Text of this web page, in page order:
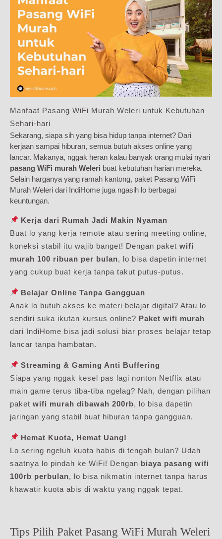
Manfaat Pasang WiFi Murah Weleri untuk Kebutuhan
Sehari-hari
Sekarang, siapa sih yang bisa hidup tanpa internet? Dari
kerjaan sampai hiburan, semua butuh akses online yang
lancar. Makanya, nggak heran kalau banyak orang mulai nyari
pasang WiFi murah Weleri buat kebutuhan harian mereka.
Selain harganya yang ramah kantong, paket Pasang WiFi
Murah Weleri dari IndiHome juga ngasih lo berbagai
keuntungan.
Kerja dari Rumah Jadi Makin Nyaman
Buat lo yang kerja remote atau sering meeting online,
koneksi stabil itu wajib banget! Dengan paket wifi
murah 100 ribuan per bulan, lo bisa dapetin internet
yang cukup buat kerja tanpa takut putus-putus.
Belajar Online Tanpa Gangguan
Anak lo butuh akses ke materi belajar digital? Atau lo
sendiri suka ikutan kursus online? Paket wifi murah
dari IndiHome bisa jadi solusi biar proses belajar tetap
lancar tanpa hambatan.
Streaming & Gaming Anti Buffering
Siapa yang nggak kesel pas lagi nonton Netflix atau
main game terus tiba-tiba ngelag? Nah, dengan pilihan
paket wifi murah dibawah 200rb, lo bisa dapetin
jaringan yang stabil buat hiburan tanpa gangguan.
Hemat Kuota, Hemat Uang!
Lo sering ngeluh kuota habis di tengah bulan? Udah
saatnya lo pindah ke WiFi! Dengan biaya pasang wifi
100rb perbulan, lo bisa nikmatin internet tanpa harus
khawatir kuota abis di waktu yang nggak tepat.
Tips Pilih Paket Pasang WiFi Murah Weleri